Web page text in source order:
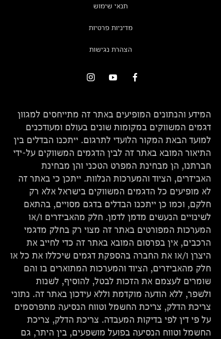
תנאי שימוש
מדיניות פרטיות
הצהרת נגישות
המידע והנתונים המופיעים באתר זה מתייחסים למגוון
דגמים המשווקים במקומות שונים בעולם ומעודכנים
למועד הבאת המקור הלועדי לתרגום. ייתכנו הבדלים בין
התיאור המובא באתר זה לבין הדגמים המשווקים על-ידי
חברתנו, הן מבחינת המפרט הטכני והן מבחינת
האביזרים, הציוד והמערכות הנלוות. ייתכן כי באתר זה
לא מופיעים כל הדגמים המשווקים בישראל אלא רק
חלקם, וכמו כן ייתכנו הבדלים בדגם מסויים, בהתאם
לשינויים הנעשים מדמן לדמן. חלק מהאביזרים ו/או
המערכות המפורטים באתר זה מצוי רק בחלק מדגמי
הרכבים, אין בפרסום המובא באתר זה כדי לחייב את
היצרן ו/או את החברה בהספקת דגמים שיכללו את כל או
חלק מהאביזרים, הציוד והמערכות המתוארים בו והם
שומרים לעצמם את הזכות לבטל, להוסיף, לשנות
ולשפר, ללא הודעה מוקדמת וללא עידכון באתר זה. נתוני
צריכת הדלק, צריכת החשמל וטווח הנסיעה מתפרסמים
על פי דין לפי בדיקות המעבדה. צריכת הדלק, צריכת
החשמל וטווח הנסיעה בפועל מושפעים, בין היתר, גם